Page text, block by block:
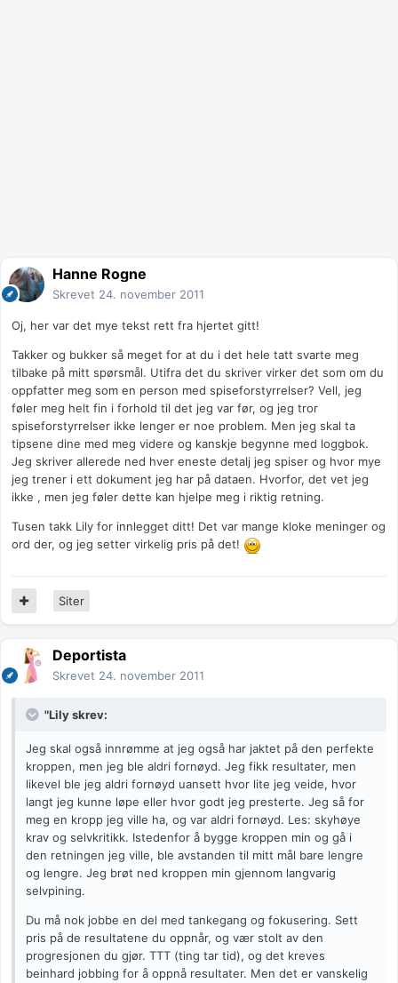
Hanne Rogne
Skrevet 24. november 2011
Oj, her var det mye tekst rett fra hjertet gitt!
Takker og bukker så meget for at du i det hele tatt svarte meg
tilbake på mitt spørsmål. Utifra det du skriver virker det som om du
oppfatter meg som en person med spiseforstyrrelser? Vell, jeg
føler meg helt fin i forhold til det jeg var før, og jeg tror
spiseforstyrrelser ikke lenger er noe problem. Men jeg skal ta
tipsene dine med meg videre og kanskje begynne med loggbok.
Jeg skriver allerede ned hver eneste detalj jeg spiser og hvor mye
jeg trener i ett dokument jeg har på dataen. Hvorfor, det vet jeg
ikke , men jeg føler dette kan hjelpe meg i riktig retning.
Tusen takk Lily for innlegget ditt! Det var mange kloke meninger og
ord der, og jeg setter virkelig pris på det!
Siter
Deportista
Skrevet 24. november 2011
"Lily skrev:
Jeg skal også innrømme at jeg også har jaktet på den perfekte
kroppen, men jeg ble aldri fornøyd. Jeg fikk resultater, men
likevel ble jeg aldri fornøyd uansett hvor lite jeg veide, hvor
langt jeg kunne løpe eller hvor godt jeg presterte. Jeg så for
meg en kropp jeg ville ha, og var aldri fornøyd. Les: skyhøye
krav og selvkritikk. Istedenfor å bygge kroppen min og gå i
den retningen jeg ville, ble avstanden til mitt mål bare lengre
og lengre. Jeg brøt ned kroppen min gjennom langvarig
selvpining.
Du må nok jobbe en del med tankegang og fokusering. Sett
pris på de resultatene du oppnår, og vær stolt av den
progresjonen du gjør. TTT (ting tar tid), og det kreves
beinhard jobbing for å oppnå resultater. Men det er vanskelig